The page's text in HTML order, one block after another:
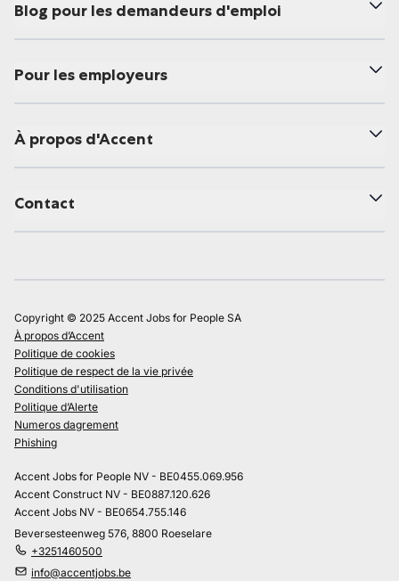
Blog pour les demandeurs d'emploi
Pour les employeurs
À propos d'Accent
Contact
Copyright © 2025 Accent Jobs for People SA
À propos d’Accent
Politique de cookies
Politique de respect de la vie privée
Conditions d'utilisation
Politique d’Alerte
Numeros dagrement
Phishing
Accent Jobs for People NV - BE0455.069.956
Accent Construct NV - BE0887.120.626
Accent Jobs NV - BE0654.755.146
Beversesteenweg 576, 8800 Roeselare
+3251460500
info@accentjobs.be